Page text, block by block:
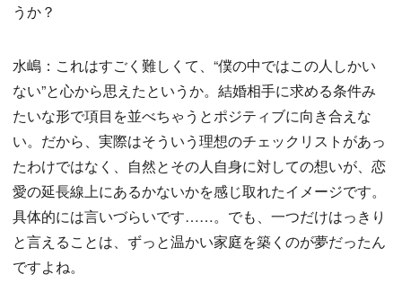
うか？
水嶋：これはすごく難しくて、“僕の中ではこの人しかい
ない”と心から思えたというか。結婚相手に求める条件み
たいな形で項目を並べちゃうとポジティブに向き合えな
い。だから、実際はそういう理想のチェックリストがあっ
たわけではなく、自然とその人自身に対しての想いが、恋
愛の延長線上にあるかないかを感じ取れたイメージです。
具体的には言いづらいです……。でも、一つだけはっきり
と言えることは、ずっと温かい家庭を築くのが夢だったん
ですよね。